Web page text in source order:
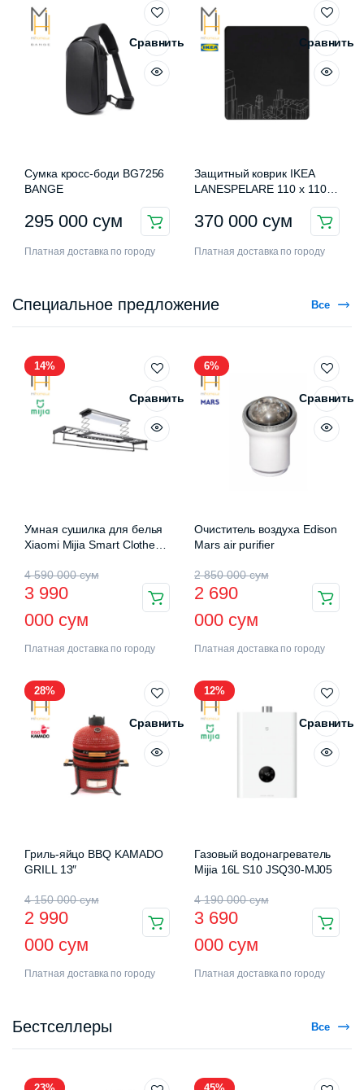
Сравнить
Сумка кросс-боди BG7256
BANGE
295 000 сум
Платная доставка по городу
Сравнить
Защитный коврик IKEA
LANESPELARE 110 x 110
370 000 сум
Платная доставка по городу
Специальное предложение Все
14%
Сравнить
Умная сушилка для белья
Xiaomi Mijia Smart Clothes
4 590 000сум
3 990
000 сум
Платная доставка по городу
6%
Сравнить
Очиститель воздуха Edison
Mars air purifier
2 850 000сум
2 690
000 сум
Платная доставка по городу
28%
Сравнить
Гриль-яйцо BBQ KAMADO
GRILL 13″
4 150 000сум
2 990
000 сум
Платная доставка по городу
12%
Сравнить
Газовый водонагреватель
Mijia 16L S10 JSQ30-MJ05
4 190 000сум
3 690
000 сум
Платная доставка по городу
Бестселлеры Все
23% 45%